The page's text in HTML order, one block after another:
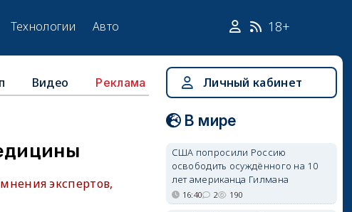
Технологии Авто 18+
Видео Реклама
экспертов,
Личный кабинет
В мире
США попросили Россию
освободить осуждённого на 10
лет американца Гилмана
16:40 2 190